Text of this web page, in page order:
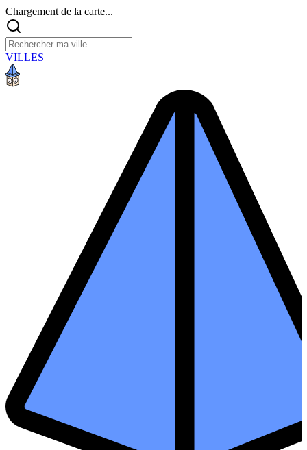
Chargement de la carte...
VILLES